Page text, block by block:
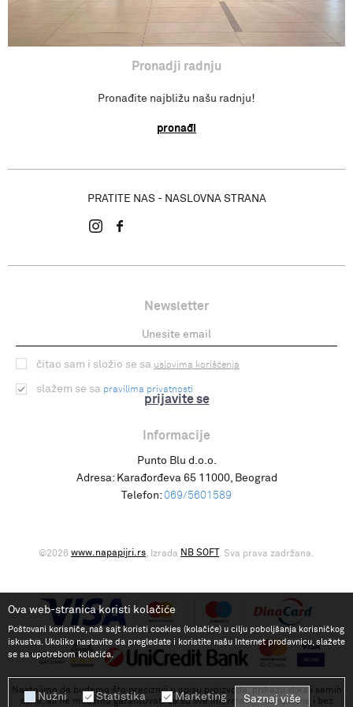
Pronadji radnju
Pronađite najbližu našu radnju!
pronađi
PRATITE NAS - NASLOVNA STRANA
Newsletter
prijavite se
čitao sam i složio se sa uslovima korišćenja
slažem se sa pravilima privatnosti
Informacije
Punto Blu d.o.o.
Adresa: Karađorđeva 65 11000, Beograd
Telefon: 069/5601589
©2026 www.napapijri.rs, Izrada NB SOFT . Sva prava zadržana.
Nastojimo da budemo što precizniji u opisu proizvoda, prikazu slika i samih
cena, ali ne možemo garantovati da su sve informacije kompletne i bez
Ova web-stranica koristi kolačiće
Poštovani korisniče, naš sajt koristi cookies (kolačiće) u cilju poboljšanja korisničkog
iskustva. Ukoliko nastavite da pregledate i koristite našu Internet prodavnicu, slažete
se sa upotrebom kolačića.
Nužni Statistika Marketing Saznaj više